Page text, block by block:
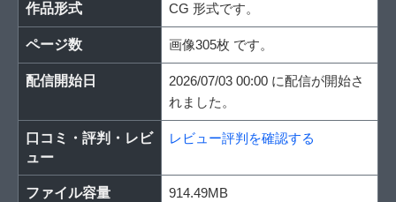
作品形式 CG 形式です。
ページ数 画像305枚 です。
配信開始日
2026/07/03 00:00 に配信が開始さ
れました。
口コミ・評判・レビ
ュー
レビュー評判を確認する
ファイル容量 914.49MB